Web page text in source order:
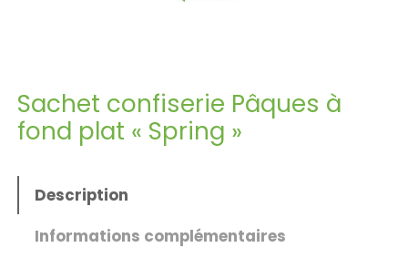
Sachet confiserie Pâques à
fond plat « Spring »
Description
Informations complémentaires